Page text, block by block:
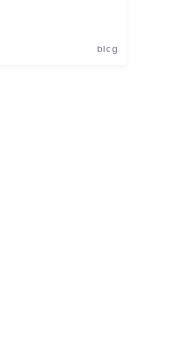
blog